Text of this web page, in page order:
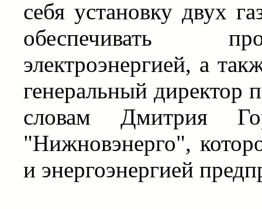
себя установку двух
обеспечивать
электроэнергией, а
генеральный директор
словам Дмитрия
"Нижновэнерго",
и энергоэнергией